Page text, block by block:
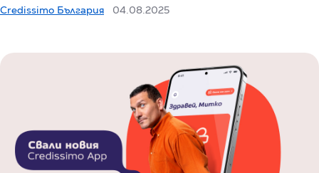
Credissimo България 04.08.2025